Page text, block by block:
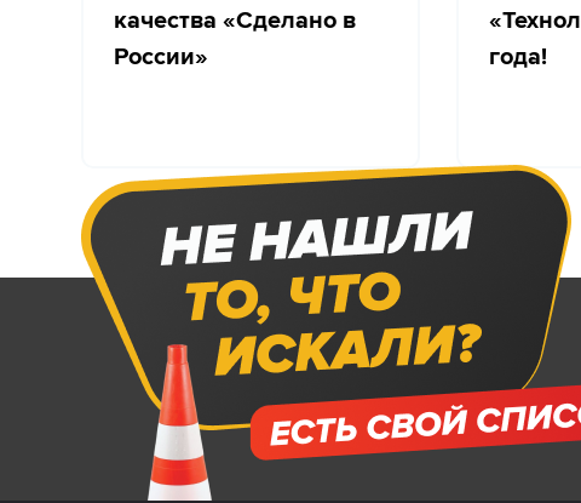
качества «Сделано в
России»
года!